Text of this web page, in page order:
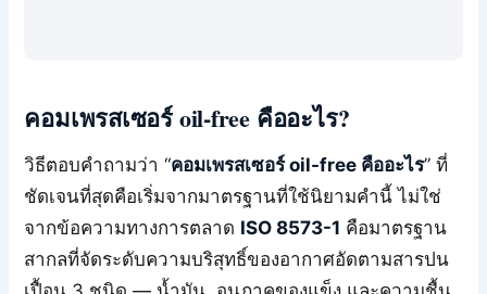
คอมเพรสเซอร์ oil-free คืออะไร?
วิธีตอบคำถามว่า “คอมเพรสเซอร์ oil-free คืออะไร” ที่
ชัดเจนที่สุดคือเริ่มจากมาตรฐานที่ใช้นิยามคำนี้ ไม่ใช่
จากข้อความทางการตลาด ISO 8573-1 คือมาตรฐาน
สากลที่จัดระดับความบริสุทธิ์ของอากาศอัดตามสารปน